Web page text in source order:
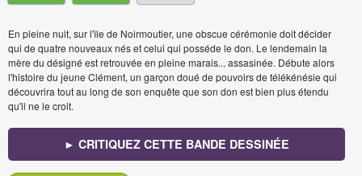
En pleine nuit, sur l'île de Noirmoutier, une obscue cérémonie doit décider
qui de quatre nouveaux nés et celui qui posséde le don. Le lendemain la
mère du désigné est retrouvée en pleine marais... assasinée. Débute alors
l'histoire du jeune Clément, un garçon doué de pouvoirs de télékénésie qui
découvrira tout au long de son enquête que son don est bien plus étendu
qu'il ne le croit.
► CRITIQUEZ CETTE BANDE DESSINÉE